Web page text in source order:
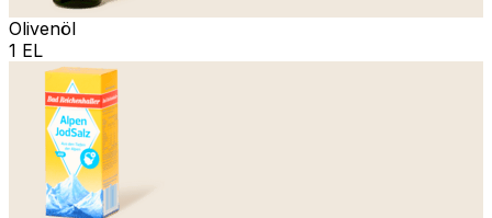
Olivenöl
1 EL